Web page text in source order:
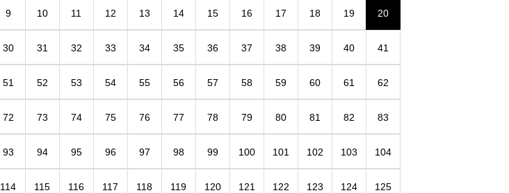
9 10 11 12 13 14 15 16 17 18 19 20
30 31 32 33 34 35 36 37 38 39 40 41
51 52 53 54 55 56 57 58 59 60 61 62
72 73 74 75 76 77 78 79 80 81 82 83
93 94 95 96 97 98 99 100 101 102 103 104
114 115 116 117 118 119 120 121 122 123 124 125